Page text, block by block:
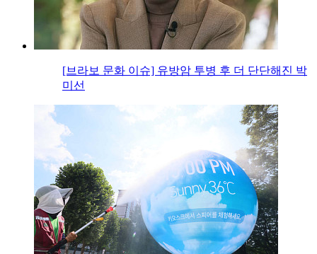
[브라보 문화 이슈] 유방암 투병 후 더 단단해진 박
미선